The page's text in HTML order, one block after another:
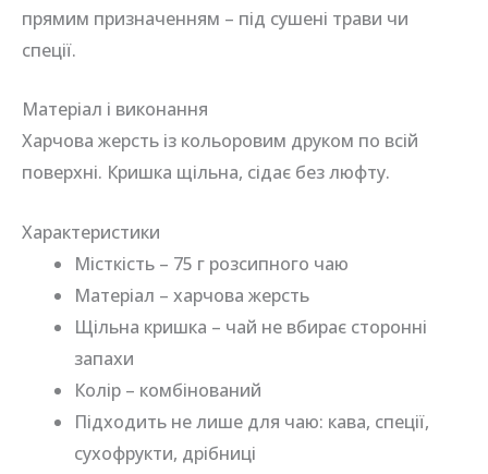
прямим призначенням – під сушені трави чи
спеції.
Матеріал і виконання
Харчова жерсть із кольоровим друком по всій
поверхні. Кришка щільна, сідає без люфту.
Характеристики
Місткість – 75 г розсипного чаю
Матеріал – харчова жерсть
Щільна кришка – чай не вбирає сторонні
запахи
Колір – комбінований
Підходить не лише для чаю: кава, спеції,
сухофрукти, дрібниці